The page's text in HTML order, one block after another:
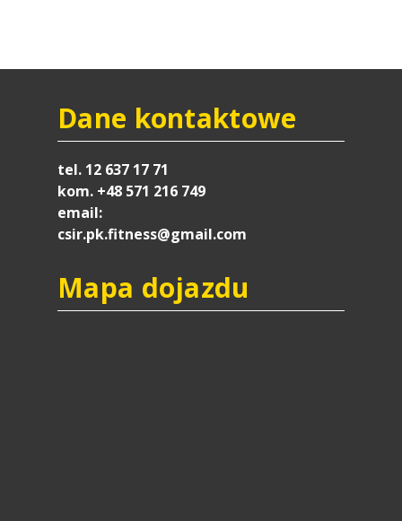
Dane kontaktowe
tel. 12 637 17 71
kom. +48 571 216 749
email:
csir.pk.fitness@gmail.com
Mapa dojazdu